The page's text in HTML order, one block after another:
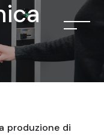
produzione di